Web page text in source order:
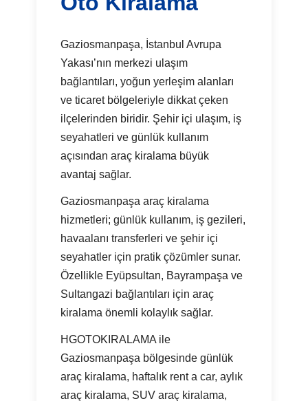
Gaziosmanpaşa, İstanbul Avrupa
Yakası’nın merkezi ulaşım
bağlantıları, yoğun yerleşim alanları
ve ticaret bölgeleriyle dikkat çeken
ilçelerinden biridir. Şehir içi ulaşım, iş
seyahatleri ve günlük kullanım
açısından araç kiralama büyük
avantaj sağlar.
Gaziosmanpaşa araç kiralama
hizmetleri; günlük kullanım, iş gezileri,
havaalanı transferleri ve şehir içi
seyahatler için pratik çözümler sunar.
Özellikle Eyüpsultan, Bayrampaşa ve
Sultangazi bağlantıları için araç
kiralama önemli kolaylık sağlar.
HGOTOKIRALAMA ile
Gaziosmanpaşa bölgesinde günlük
araç kiralama, haftalık rent a car, aylık
araç kiralama, SUV araç kiralama,